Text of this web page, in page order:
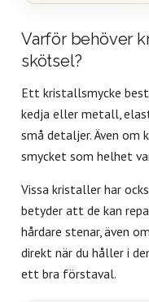
Varför behöver
skötsel?
Ett kristallsmycke
kedja eller metall,
små detaljer. Även om
smycket som helhet
Vissa kristaller har
betyder att de kan
hårdare stenar, även
direkt när du håller i
ett bra förstaval.